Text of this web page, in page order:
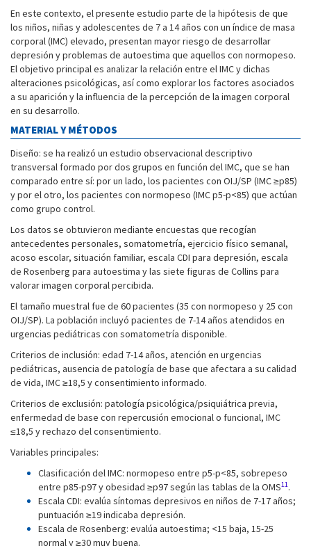
En este contexto, el presente estudio parte de la hipótesis de que
los niños, niñas y adolescentes de 7 a 14 años con un índice de masa
corporal (IMC) elevado, presentan mayor riesgo de desarrollar
depresión y problemas de autoestima que aquellos con normopeso.
El objetivo principal es analizar la relación entre el IMC y dichas
alteraciones psicológicas, así como explorar los factores asociados
a su aparición y la influencia de la percepción de la imagen corporal
en su desarrollo.
MATERIAL Y MÉTODOS
Diseño: se ha realizó un estudio observacional descriptivo
transversal formado por dos grupos en función del IMC, que se han
comparado entre sí: por un lado, los pacientes con OIJ/SP (IMC ≥p85)
y por el otro, los pacientes con normopeso (IMC p5-p<85) que actúan
como grupo control.
Los datos se obtuvieron mediante encuestas que recogían
antecedentes personales, somatometría, ejercicio físico semanal,
acoso escolar, situación familiar, escala CDI para depresión, escala
de Rosenberg para autoestima y las siete figuras de Collins para
valorar imagen corporal percibida.
El tamaño muestral fue de 60 pacientes (35 con normopeso y 25 con
OIJ/SP). La población incluyó pacientes de 7-14 años atendidos en
urgencias pediátricas con somatometría disponible.
Criterios de inclusión: edad 7-14 años, atención en urgencias
pediátricas, ausencia de patología de base que afectara a su calidad
de vida, IMC ≥18,5 y consentimiento informado.
Criterios de exclusión: patología psicológica/psiquiátrica previa,
enfermedad de base con repercusión emocional o funcional, IMC
≤18,5 y rechazo del consentimiento.
Variables principales:
Clasificación del IMC: normopeso entre p5-p<85, sobrepeso
entre p85-p97 y obesidad ≥p97 según las tablas de la OMS11.
Escala CDI: evalúa síntomas depresivos en niños de 7-17 años;
puntuación ≥19 indicaba depresión.
Escala de Rosenberg: evalúa autoestima; <15 baja, 15-25
normal y ≥30 muy buena.